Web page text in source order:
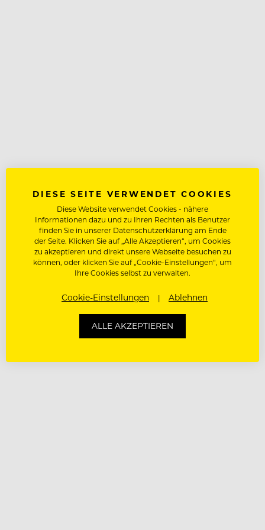
DIESE SEITE VERWENDET COOKIES
Diese Website verwendet Cookies - nähere
Informationen dazu und zu Ihren Rechten als Benutzer
finden Sie in unserer Datenschutzerklärung am Ende
der Seite. Klicken Sie auf „Alle Akzeptieren“, um Cookies
zu akzeptieren und direkt unsere Webseite besuchen zu
können, oder klicken Sie auf „Cookie-Einstellungen“, um
Ihre Cookies selbst zu verwalten.
Cookie-Einstellungen Ablehnen
ALLE AKZEPTIEREN